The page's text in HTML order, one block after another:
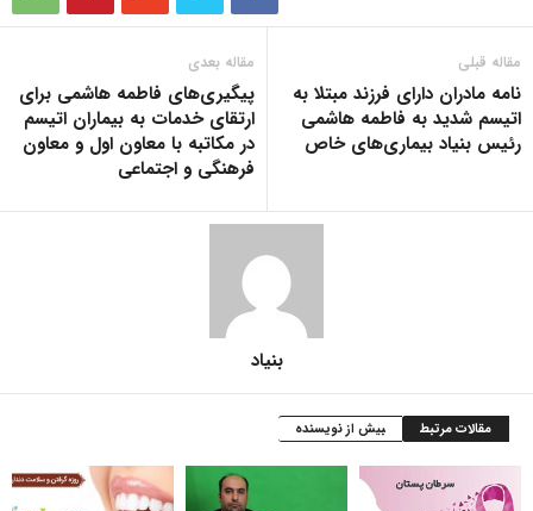
مقاله قبلی
نامه مادران دارای فرزند مبتلا به
اتیسم شدید به فاطمه هاشمی
رئیس بنیاد بیماری‌های خاص
مقاله بعدی
پیگیری‌های فاطمه هاشمی برای
ارتقای خدمات به بیماران اتیسم
در مکاتبه با معاون اول و معاون
فرهنگی و اجتماعی
بنیاد
مقالات مرتبط بیش از نویسنده